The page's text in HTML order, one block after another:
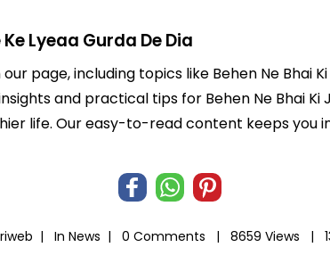
Lyeaa Gurda De Dia
page, including topics like Behen Ne Bhai
and practical tips for Behen Ne Bhai Ki
life. Our easy-to-read content keeps you
| In News | 0 Comments | 8659 Views |